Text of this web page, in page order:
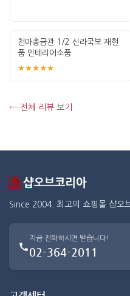
천마총금관 1/2 신라국보 재현
품 인테리어소품
★★★★★
← 전체 리뷰 보기
Since 2004. 최고의 쇼핑몰 샵오
지금 전화하시면 받습니다!
02-364-2011